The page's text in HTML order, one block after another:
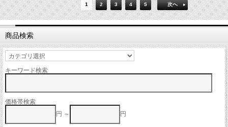
1 2 3 4 5 次へ
商品検索
キーワード検索
価格帯検索
円 ～
円